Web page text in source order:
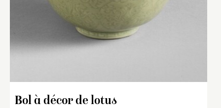
Bol à décor de lotus